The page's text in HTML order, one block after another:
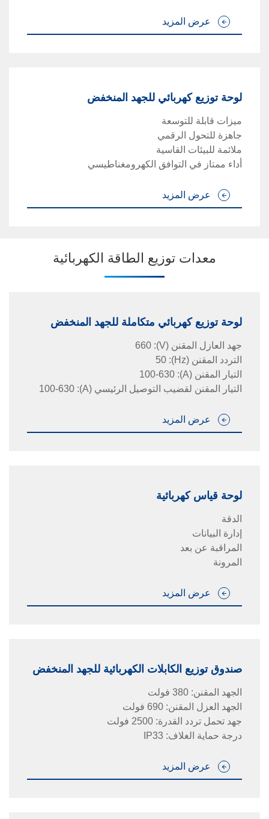
عرض المزيد
لوحة توزيع كهربائي للجهد المنخفض
ميزات قابلة للتوسعة
جاهزة للتحول الرقمي
ملائمة للبيئات القاسية
أداء ممتاز في التوافق الكهرومغناطيسي
عرض المزيد
معدات توزيع الطاقة الكهربائية
لوحة توزيع كهربائي متكاملة للجهد المنخفض
جهد العازل المقنن (V)
:
التردد المقنن (Hz)
:
التيار المقنن (A)
:
100-630
التيار المقنن لقضيب التوصيل الرئيسي (A)
:
100-630
عرض المزيد
لوحة قياس كهربائية
الدقة
إدارة البيانات
المراقبة عن بعد
المرونة
عرض المزيد
صندوق توزيع الكابلات الكهربائية للجهد المنخفض
الجهد المقنن:
الجهد العزل المقنن:
جهد تحمل تردد القدرة:
درجة حماية الغلاف:
عرض المزيد